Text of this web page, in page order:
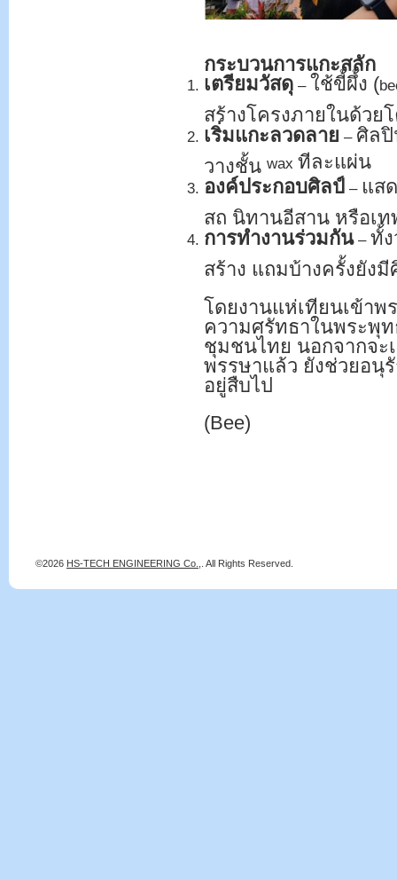
กระบวนการแกะสลัก
เตรียมวัสดุ – ใช้ขี้ผึ้ง (
สร้างโครงภายในด้วย
เริ่มแกะลวดลาย – ศิล
วางชั้น wax ทีละแผ่น
องค์ประกอบศิลป์ – แส
สถ นิทานอีสาน หรือเท
การทำงานร่วมกัน– ทั้
สร้าง แถมบ้างครั้งยัง
โดยงานแห่เทียนเข้า
ความศรัทธาในพระพุ
ชุมชนไทย นอกจากจะ
พรรษาแล้ว ยังช่วยอนุ
อยู่สืบไป
(Bee)
©2026 HS-TECH ENGINEERING Co., . All Rights Reserved.